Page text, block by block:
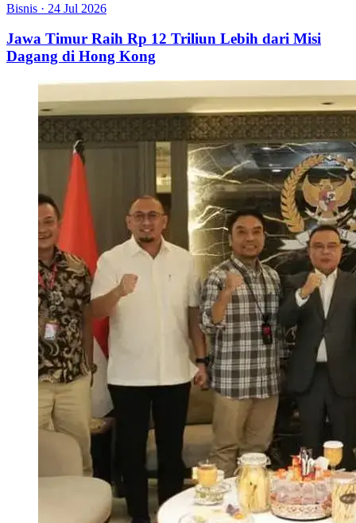
Bisnis · 24 Jul 2026
Jawa Timur Raih Rp 12 Triliun Lebih dari Misi
Dagang di Hong Kong